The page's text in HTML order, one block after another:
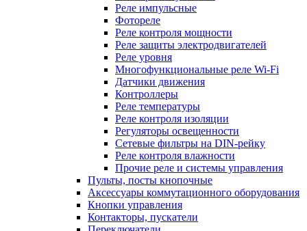
Реле импульсные
Фотореле
Реле контроля мощности
Реле защиты электродвигателей
Реле уровня
Многофункциональные реле Wi-Fi
Датчики движения
Контроллеры
Реле температуры
Реле контроля изоляции
Регуляторы освещенности
Сетевые фильтры на DIN-рейку
Реле контроля влажности
Прочие реле и системы управления
Пульты, посты кнопочные
Аксессуары коммутационного оборудования
Кнопки управления
Контакторы, пускатели